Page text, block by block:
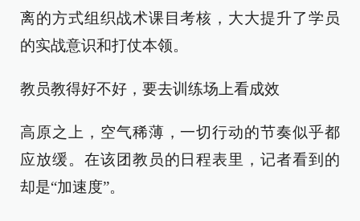
离的方式组织战术课目考核，大大提升了学员
的实战意识和打仗本领。
教员教得好不好，要去训练场上看成效
高原之上，空气稀薄，一切行动的节奏似乎都
应放缓。在该团教员的日程表里，记者看到的
却是“加速度”。